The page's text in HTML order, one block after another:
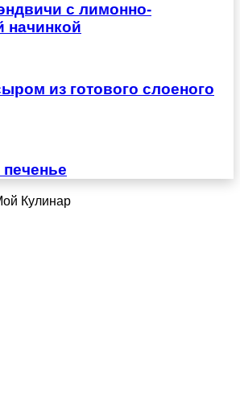
с лимонно-
начинкой
из готового слоеного
Кулинар